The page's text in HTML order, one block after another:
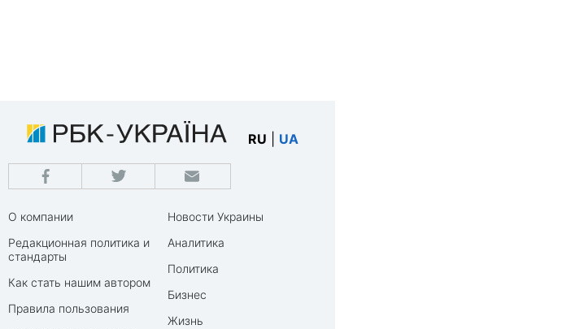
RU UA
О компании
Редакционная политика и
стандарты
Как стать нашим автором
Правила пользования
Новости Украины
Аналитика
Политика
Бизнес
Жизнь